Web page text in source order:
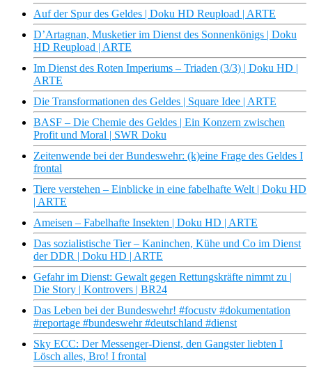
Auf der Spur des Geldes | Doku HD Reupload | ARTE
D’Artagnan, Musketier im Dienst des Sonnenkönigs | Doku
HD Reupload | ARTE
Im Dienst des Roten Imperiums – Triaden (3/3) | Doku HD |
ARTE
Die Transformationen des Geldes | Square Idee | ARTE
BASF – Die Chemie des Geldes | Ein Konzern zwischen
Profit und Moral | SWR Doku
Zeitenwende bei der Bundeswehr: (k)eine Frage des Geldes I
frontal
Tiere verstehen – Einblicke in eine fabelhafte Welt | Doku HD
| ARTE
Ameisen – Fabelhafte Insekten | Doku HD | ARTE
Das sozialistische Tier – Kaninchen, Kühe und Co im Dienst
der DDR | Doku HD | ARTE
Gefahr im Dienst: Gewalt gegen Rettungskräfte nimmt zu |
Die Story | Kontrovers | BR24
Das Leben bei der Bundeswehr! #focustv #dokumentation
#reportage #bundeswehr #deutschland #dienst
Sky ECC: Der Messenger-Dienst, den Gangster liebten I
Lösch alles, Bro! I frontal